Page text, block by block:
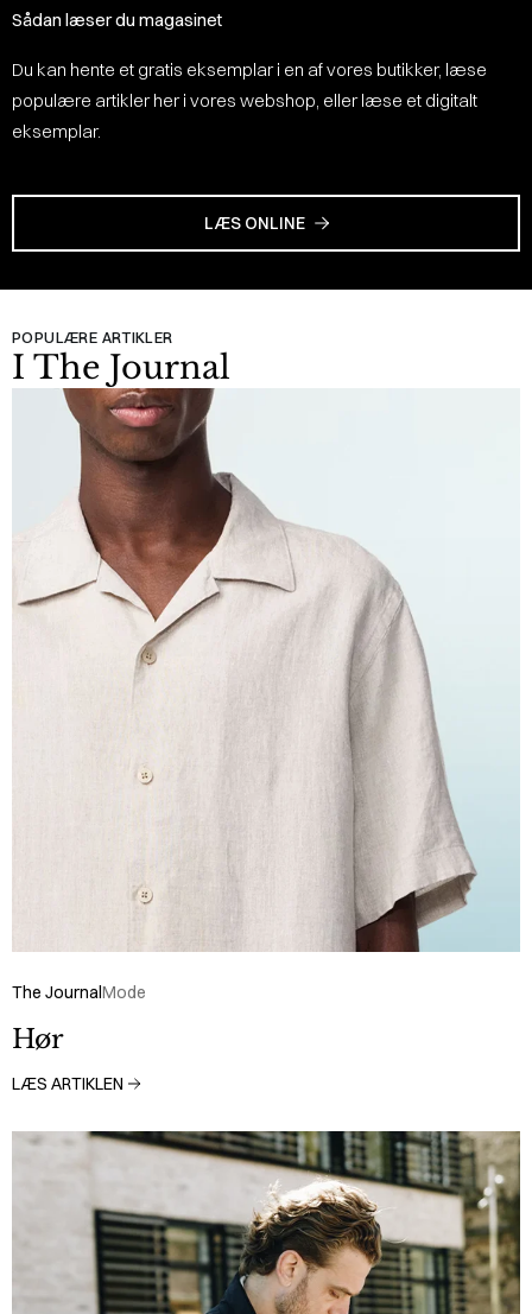
Sådan læser du magasinet
Du kan hente et gratis eksemplar i en af vores butikker, læse
populære artikler her i vores webshop, eller læse et digitalt
eksemplar.
LÆS ONLINE
POPULÆRE ARTIKLER
I The Journal
The JournalMode
Hør
LÆS ARTIKLEN